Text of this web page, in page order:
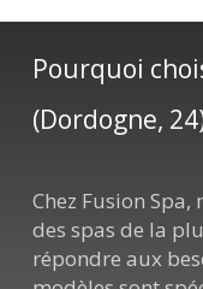
Pourquoi
(Dordogne,
Chez Fusion
des spas de la
répondre aux